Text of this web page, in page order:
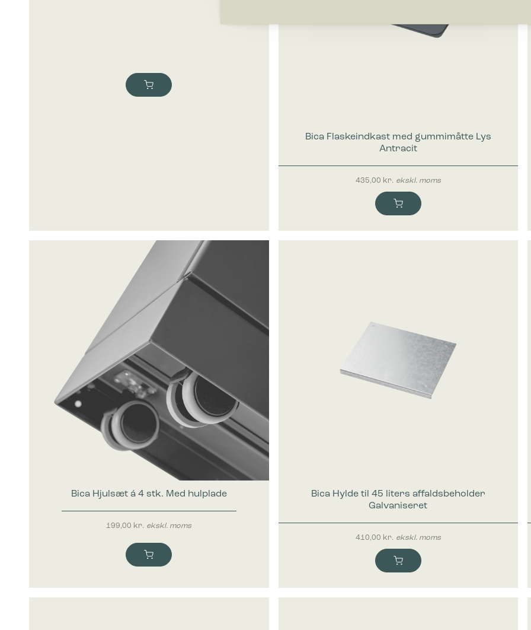
Marketing cookies bruges til at spore brugere på tværs af websites. Hensigten er at
annoncer, der er relevante og engagerende for den enkelte bruger, og dermed mere
Bica Flaskeindkast med gummimåtte Lys
Antracit
435,00 kr. ekskl. moms
Bica Hjulsæt á 4 stk. Med hulplade
199,00 kr. ekskl. moms
Bica Hylde til 45 liters affaldsbeholder
Galvaniseret
410,00 kr. ekskl. moms